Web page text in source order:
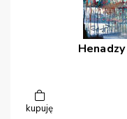
Henadzy
kupuję